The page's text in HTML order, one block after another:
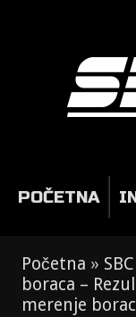
POČETNA
Početna »
boraca –
merenje